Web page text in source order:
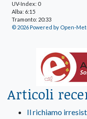
UV-Index: 0
Alba: 6:15
Tramonto: 20:33
© 2026 Powered by Open-
Articoli
Il richiamo